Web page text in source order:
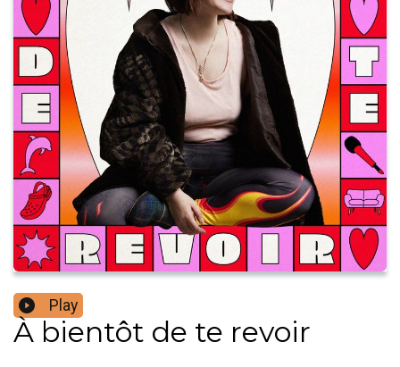
Play
À bientôt de te revoir